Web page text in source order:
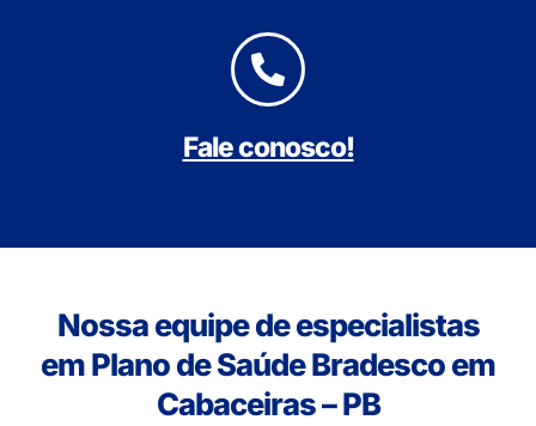
Fale conosco!
Nossa equipe de especialistas
em Plano de Saúde Bradesco em
Cabaceiras – PB